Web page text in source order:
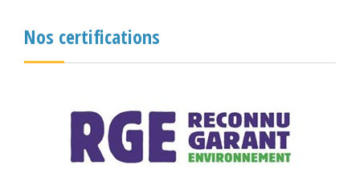
Nos certifications